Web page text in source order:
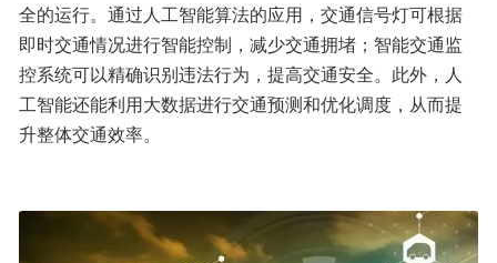
全的运行。通过人工智能算法的应用，交通信号灯可根据
即时交通情况进行智能控制，减少交通拥堵；智能交通监
控系统可以精确识别违法行为，提高交通安全。此外，人
工智能还能利用大数据进行交通预测和优化调度，从而提
升整体交通效率。